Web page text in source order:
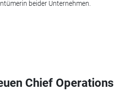
beider Unternehmen.
Chief Operations